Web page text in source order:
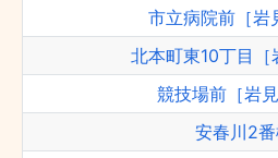
市立病院前［岩
北本町東10丁目［
競技場前［岩見
安春川2